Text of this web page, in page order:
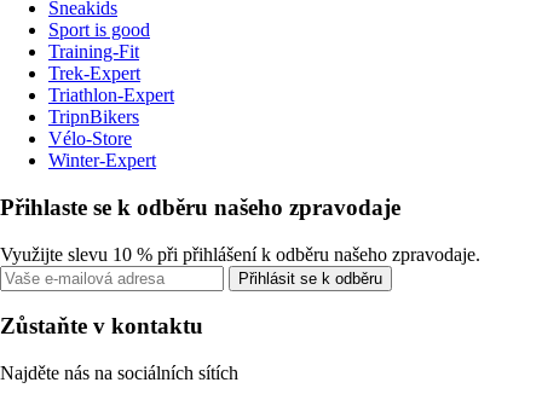
Sneakids
Sport is good
Training-Fit
Trek-Expert
Triathlon-Expert
TripnBikers
Vélo-Store
Winter-Expert
Přihlaste se k odběru našeho zpravodaje
Využijte slevu 10 % při přihlášení k odběru našeho zpravodaje.
Přihlásit se k odběru
Zůstaňte v kontaktu
Najděte nás na sociálních sítích